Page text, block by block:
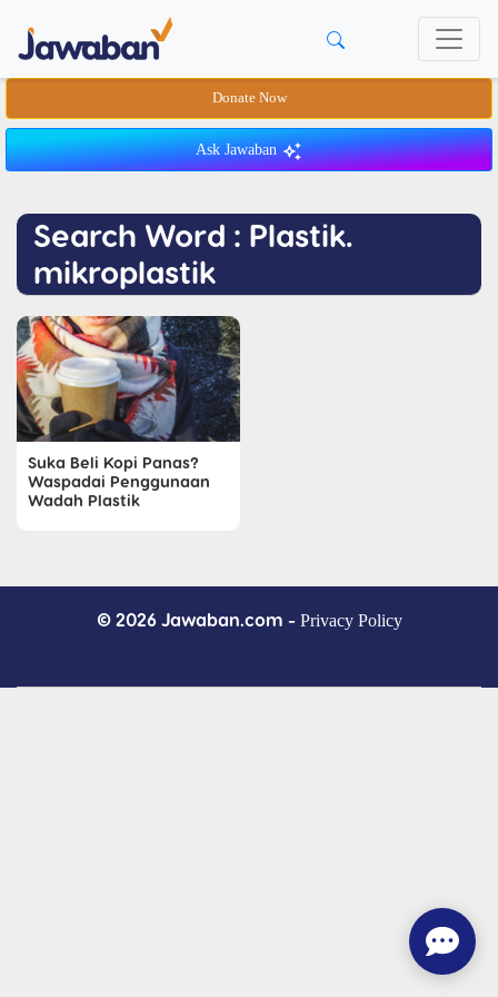
Donate Now
Ask Jawaban
Search Word : Plastik.
mikroplastik
Suka Beli Kopi Panas?
Waspadai Penggunaan
Wadah Plastik
© 2026 Jawaban.com - Privacy Policy